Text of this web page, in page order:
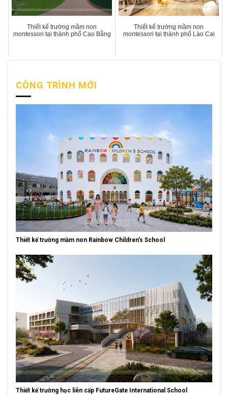
Thiết kế trường mầm non
montessori tại thành phố Cao Bằng
Thiết kế trường mầm non
montessori tại thành phố Lào Cai
CÔNG TRÌNH MỚI
Thiết kế trường mầm non Rainbow Children’s School
Thiết kế trường học liên cấp FutureGate International School